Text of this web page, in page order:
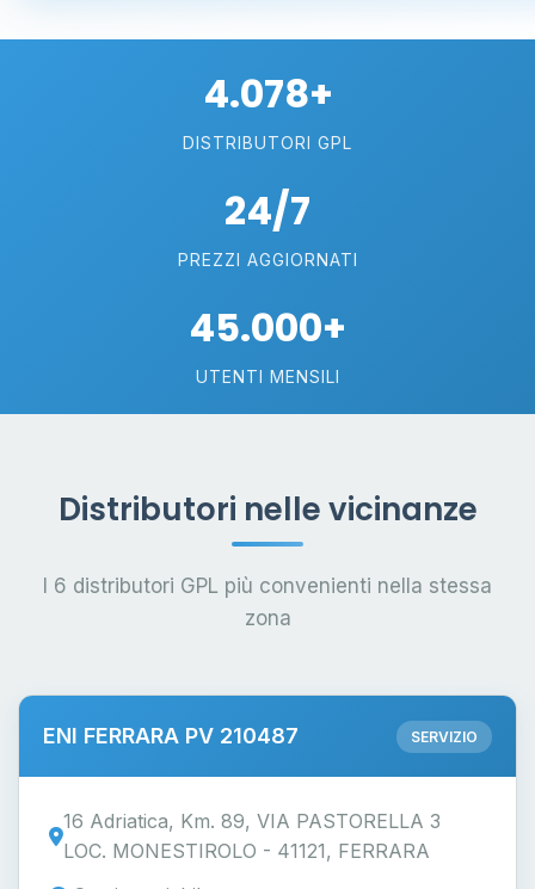
4.078+
DISTRIBUTORI GPL
24/7
PREZZI AGGIORNATI
45.000+
UTENTI MENSILI
Distributori nelle vicinanze
I 6 distributori GPL più convenienti nella stessa
zona
ENI FERRARA PV 210487 SERVIZIO
16 Adriatica, Km. 89, VIA PASTORELLA 3
LOC. MONESTIROLO - 41121, FERRARA